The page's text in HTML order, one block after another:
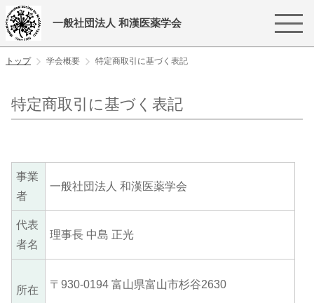
一般社団法人 和漢医薬学会
トップ 学会概要 特定商取引に基づく表記
特定商取引に基づく表記
事業
者
一般社団法人 和漢医薬学会
代表
者名
理事長 中島 正光
所在
〒930-0194 富山県富山市杉谷2630